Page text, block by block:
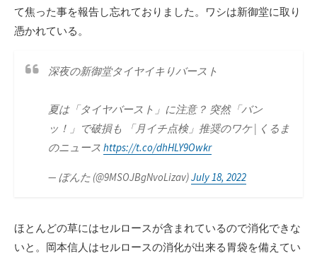
て焦った事を報告し忘れておりました。ワシは新御堂に取り
憑かれている。
深夜の新御堂タイヤイキりバースト
夏は「タイヤバースト」に注意？ 突然「バン
ッ！」で破損も 「月イチ点検」推奨のワケ | くるま
のニュース https://t.co/dhHLY9Owkr
— ぽんた (@9MSOJBgNvoLizav)July 18, 2022
ほとんどの草にはセルロースが含まれているので消化できな
いと。岡本信人はセルロースの消化が出来る胃袋を備えてい